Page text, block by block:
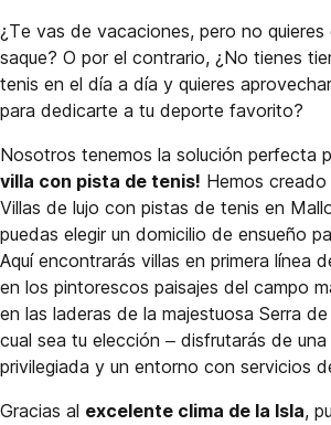
¿Te vas de vacaciones, pero no
saque? O por el contrario, ¿No tienes
tenis en el día a día y quieres
para dedicarte a tu deporte favorito?
Nosotros tenemos la solución perfecta
villa con pista de tenis! Hemos
Villas de lujo con pistas de tenis en
puedas elegir un domicilio de ensueño
Aquí encontrarás villas en primera línea
en los pintorescos paisajes del campo
en las laderas de la majestuosa Serra
cual sea tu elección – disfrutarás de
privilegiada y un entorno con servicios
Gracias al excelente clima de la Isla,